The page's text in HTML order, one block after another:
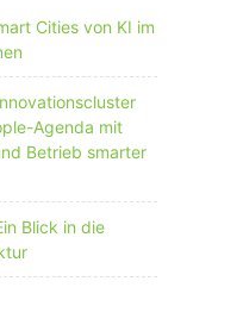
Cities von KI im
Agenda mit
Betrieb smarter
Blick in die